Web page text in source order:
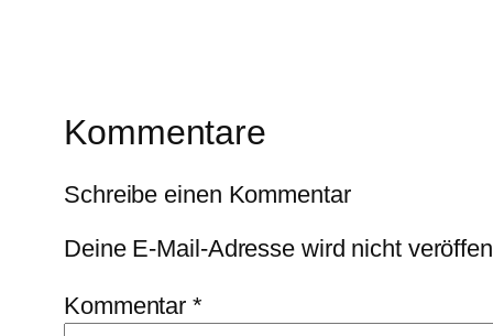
Kommentare
Schreibe einen Kommentar
Deine E-Mail-Adresse wird nicht
Kommentar*